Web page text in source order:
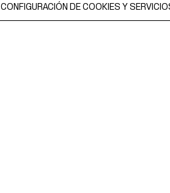
CONFIGURACIÓN DE COOKIES Y